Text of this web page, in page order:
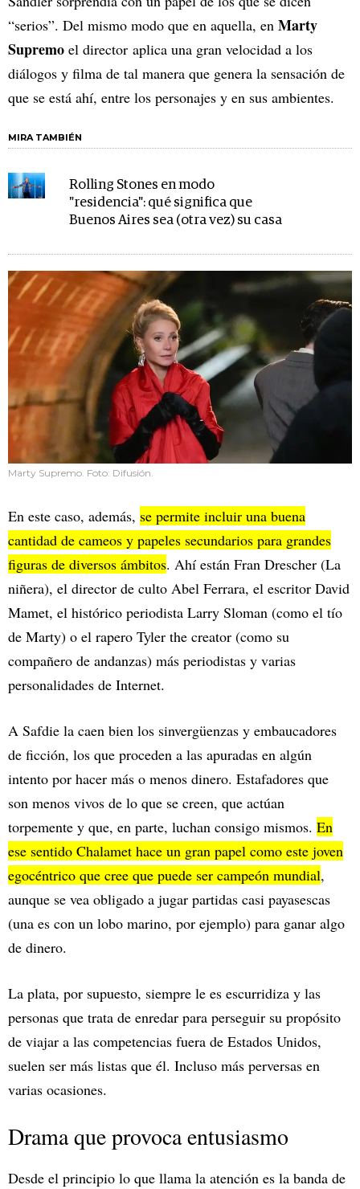
“serios”. Del mismo modo que en aquella, en Marty
Supremo el director aplica una gran velocidad a los
diálogos y filma de tal manera que genera la sensación de
que se está ahí, entre los personajes y en sus ambientes.
MIRA TAMBIÉN
Rolling Stones en modo
"residencia": qué significa que
Buenos Aires sea (otra vez) su casa
Marty Supremo. Foto: Difusión.
En este caso, además, se permite incluir una buena
cantidad de cameos y papeles secundarios para grandes
figuras de diversos ámbitos. Ahí están Fran Drescher (La
niñera), el director de culto Abel Ferrara, el escritor David
Mamet, el histórico periodista Larry Sloman (como el tío
de Marty) o el rapero Tyler the creator (como su
compañero de andanzas) más periodistas y varias
personalidades de Internet.
A Safdie la caen bien los sinvergüenzas y embaucadores
de ficción, los que proceden a las apuradas en algún
intento por hacer más o menos dinero. Estafadores que
son menos vivos de lo que se creen, que actúan
torpemente y que, en parte, luchan consigo mismos. En
ese sentido Chalamet hace un gran papel como este joven
egocéntrico que cree que puede ser campeón mundial,
aunque se vea obligado a jugar partidas casi payasescas
(una es con un lobo marino, por ejemplo) para ganar algo
de dinero.
La plata, por supuesto, siempre le es escurridiza y las
personas que trata de enredar para perseguir su propósito
de viajar a las competencias fuera de Estados Unidos,
suelen ser más listas que él. Incluso más perversas en
varias ocasiones.
Drama que provoca entusiasmo
Desde el principio lo que llama la atención es la banda de